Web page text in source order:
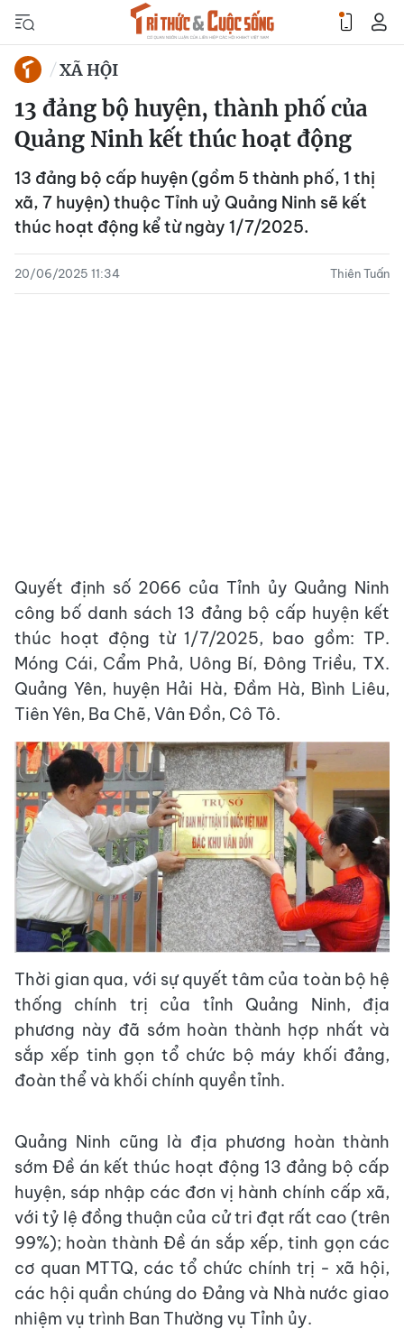
XÃ HỘI
13 đảng bộ huyện, thành phố của
Quảng Ninh kết thúc hoạt động
13 đảng bộ cấp huyện (gồm 5 thành phố, 1 thị
xã, 7 huyện) thuộc Tỉnh uỷ Quảng Ninh sẽ kết
thúc hoạt động kể từ ngày 1/7/2025.
20/06/2025 11:34 Thiên Tuấn
Quyết định số 2066 của Tỉnh ủy Quảng Ninh
công bố danh sách 13 đảng bộ cấp huyện kết
thúc hoạt động từ 1/7/2025, bao gồm: TP.
Móng Cái, Cẩm Phả, Uông Bí, Đông Triều, TX.
Quảng Yên, huyện Hải Hà, Đầm Hà, Bình Liêu,
Tiên Yên, Ba Chẽ, Vân Đồn, Cô Tô.
Thời gian qua, với sự quyết tâm của toàn bộ hệ
thống chính trị của tỉnh Quảng Ninh, địa
phương này đã sớm hoàn thành hợp nhất và
sắp xếp tinh gọn tổ chức bộ máy khối đảng,
đoàn thể và khối chính quyền tỉnh.
Quảng Ninh cũng là địa phương hoàn thành
sớm Đề án kết thúc hoạt động 13 đảng bộ cấp
huyện, sáp nhập các đơn vị hành chính cấp xã,
với tỷ lệ đồng thuận của cử tri đạt rất cao (trên
99%); hoàn thành Đề án sắp xếp, tinh gọn các
cơ quan MTTQ, các tổ chức chính trị - xã hội,
các hội quần chúng do Đảng và Nhà nước giao
nhiệm vụ trình Ban Thường vụ Tỉnh ủy.